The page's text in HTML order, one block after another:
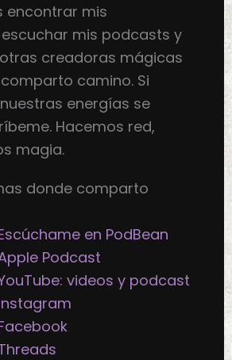
encontrar mis
mis podcasts y
creadoras mágicas
camino. Si
energías se
Hacemos red,
magia.
donde comparto
en PodBean
Podcast
videos y podcast